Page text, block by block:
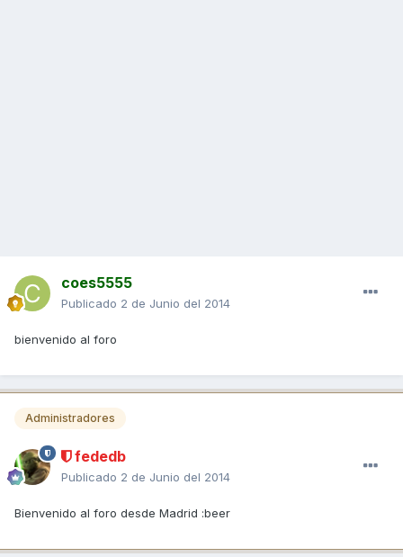
coes5555
Publicado 2 de Junio del 2014
bienvenido al foro
Administradores
fededb
Publicado 2 de Junio del 2014
Bienvenido al foro desde Madrid :beer